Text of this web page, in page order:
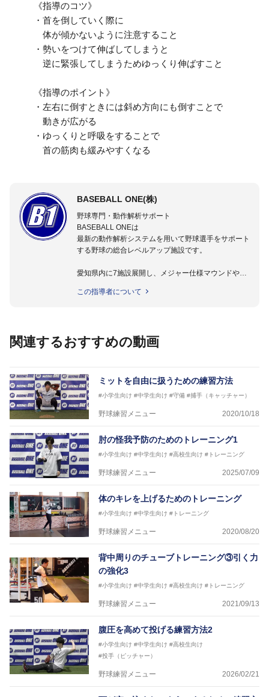
《指導のコツ》
・首を倒していく際に
体が傾かないように注意すること
・勢いをつけて伸ばしてしまうと
逆に緊張してしまうためゆっくり伸ばすこと
《指導のポイント》
・左右に倒すときには斜め方向にも倒すことで
動きが広がる
・ゆっくりと呼吸をすることで
首の筋肉も緩みやすくなる
BASEBALL ONE(株)
野球専門・動作解析サポート
BASEBALL ONEは
最新の動作解析システムを用いて野球選手をサポート
する野球の総合レベルアップ施設です。
愛知県内に7施設展開し、メジャー仕様マウンドやト
動作解析システムを用いて、小学生からプロ野球選手
この指導者について
関連するおすすめの動画
ミットを自由に扱うための練習方法
#小学生向け #中学生向け #守備 #捕手（キャッチャー）
野球練習メニュー 2020/10/18
肘の怪我予防のためのトレーニング1
#小学生向け #中学生向け #高校生向け #トレーニング
野球練習メニュー 2025/07/09
体のキレを上げるためのトレーニング
#小学生向け #中学生向け #トレーニング
野球練習メニュー 2020/08/20
背中周りのチューブトレーニング③引く力
の強化3
#小学生向け #中学生向け #高校生向け #トレーニング
野球練習メニュー 2021/09/13
腹圧を高めて投げる練習方法2
#小学生向け #中学生向け #高校生向け
#投手（ピッチャー）
野球練習メニュー 2026/02/21